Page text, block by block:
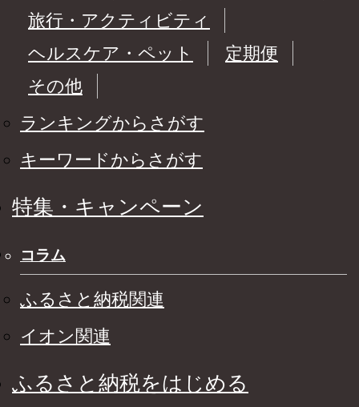
旅行・アクティビティ
ヘルスケア・ペット
定期便
その他
ランキングからさがす
キーワードからさがす
特集・キャンペーン
コラム
ふるさと納税関連
イオン関連
ふるさと納税をはじめる